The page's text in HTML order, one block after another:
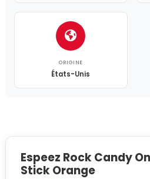
ORIGINE
États-Unis
Espeez Rock Candy
Stick Orange